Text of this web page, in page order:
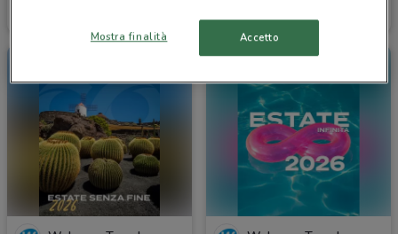
Scade il 22/09
Mostra finalità Accetto